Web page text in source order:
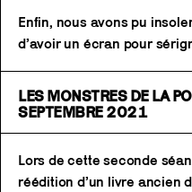
Enfin, nous avons pu
d’avoir un écran pour
LES MONSTRES DE LA
SEPTEMBRE 2021
Lors de cette seconde
réédition d’un livre ancien